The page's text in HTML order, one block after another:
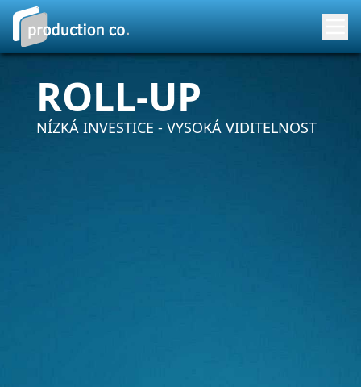
ROLL-UP
NÍZKÁ INVESTICE - VYSOKÁ VIDITELNOST